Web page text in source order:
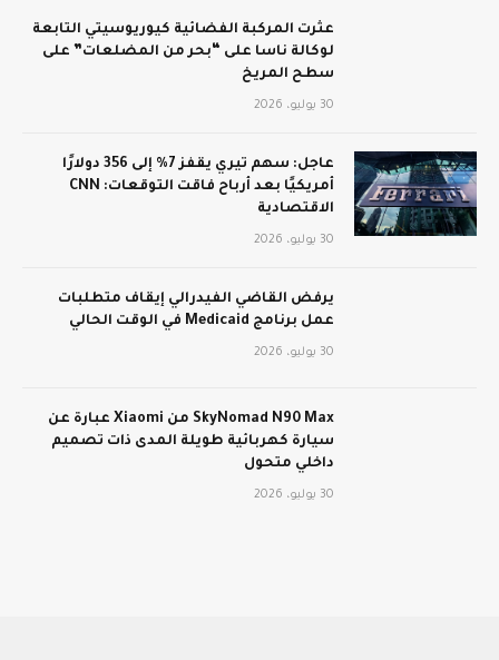
عثرت المركبة الفضائية كيوريوسيتي التابعة
لوكالة ناسا على “بحر من المضلعات” على
سطح المريخ
30 يوليو، 2026
عاجل: سهم تيري يقفز 7% إلى 356 دولارًا
أمريكيًا بعد أرباح فاقت التوقعات: CNN
الاقتصادية
30 يوليو، 2026
يرفض القاضي الفيدرالي إيقاف متطلبات
عمل برنامج Medicaid في الوقت الحالي
30 يوليو، 2026
SkyNomad N90 Max من Xiaomi عبارة عن
سيارة كهربائية طويلة المدى ذات تصميم
داخلي متحول
30 يوليو، 2026